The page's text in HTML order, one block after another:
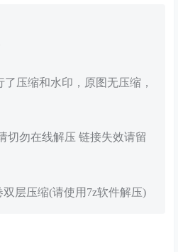
压缩和水印，原图无压缩，
切勿在线解压 链接失效请留
层压缩(请使用7z软件解压)